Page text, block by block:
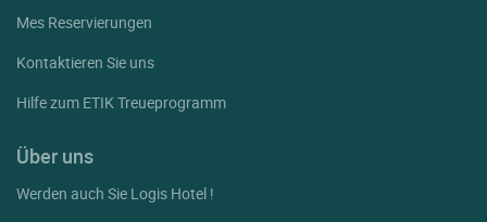
Mes Reservierungen
Kontaktieren Sie uns
Hilfe zum ETIK Treueprogramm
Über uns
Werden auch Sie Logis Hotel !